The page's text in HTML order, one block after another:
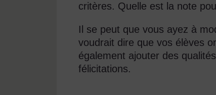
critères. Quelle est la note
Il se peut que vous ayez à
voudrait dire que vos élèves
également ajouter des
félicitations.